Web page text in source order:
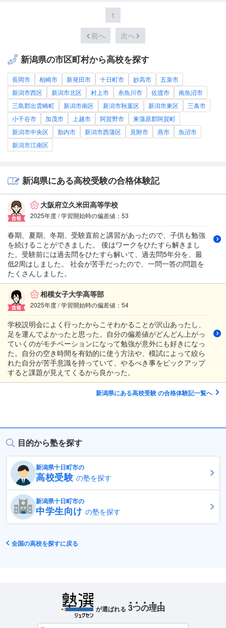
1
前へ 次へ
新潟県の市区町村から高校を探す
長岡市 柏崎市 新発田市 十日町市 妙高市
五泉市
新潟市西区
新潟市北区 村上市 糸魚川市 佐渡市
南魚沼市
三島郡出雲崎町
新潟市南区 新潟市秋葉区 新潟市東区
三条市
小千谷市
加茂市 上越市 阿賀野市
東蒲原郡阿賀町
新潟市中央区
胎内市 新潟市西蒲区 見附市 燕市
魚沼市
新潟市江南区
新潟県にある高校受験の合格体験記
大阪府立久米田高等学校
2025年度 / 学習開始時の偏差値：53
春期、夏期、冬期、受験直前と講習があったので、子供も勉強
を続けることができました。 後はワークをひたすら解きまし
た。受験前には過去問をひたすら解いて、過去問5年分を、最
低2周はしました。 社会が苦手だったので、一問一答の問題を
たくさんしました。
相模女子大学高等部
2025年度 / 学習開始時の偏差値：54
学校説明会によく行ったからこそわかることが沢山あったし、
足を運んでよかったと思った。自分の偏差値がどんどん上がっ
ていくのがモチベーションになって勉強が意外にも好きになっ
た。自分の空き時間を有効的に使う方法や、模試によって絞ら
れた自分が苦手意識を持っていて、やるべき事をピックアップ
すると課題が見えてくるから良かった。
新潟県にある高校受験 の合格体験記一覧へ
目的から塾を探す
新潟県十日町市の
高校受験 の塾を探す
新潟県十日町市の
中学生向けの塾を探す
全国の高校を探すに戻る
が選ばれる 3つの理由